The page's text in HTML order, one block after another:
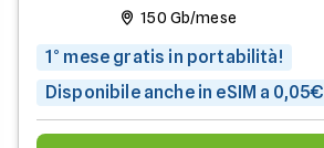
150 Gb/mese
1° mese gratis in portabilità!
Disponibile anche in eSIM a 0,05€